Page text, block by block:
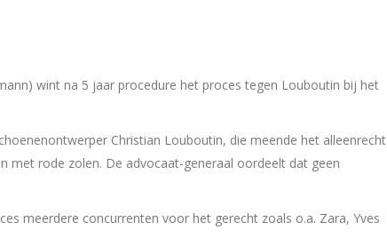
wint na 5 jaar procedure het proces tegen Louboutin bij het
Christian Louboutin, die meende het alleenrecht
met rode zolen. De advocaat-generaal oordeelt dat geen
meerdere concurrenten voor het gerecht zoals o.a. Zara, Yves